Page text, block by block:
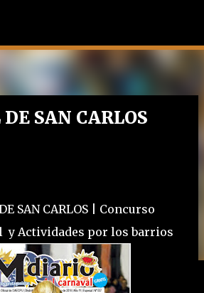
SAN CARLOS
SAN CARLOS | Concurso
y Actividades por los barrios